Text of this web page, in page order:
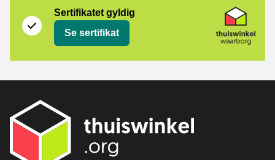
Sertifikatet gyldig
Se sertifikat